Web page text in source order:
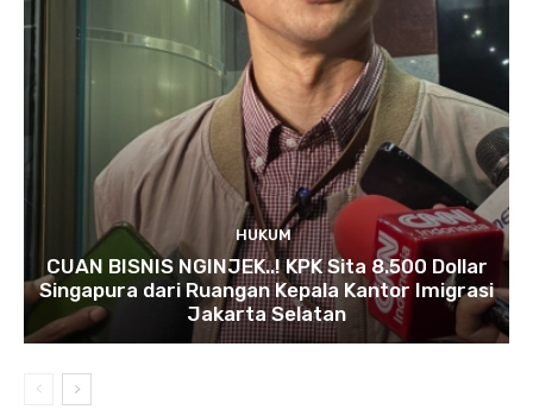
HUKUM
CUAN BISNIS NGINJEK..! KPK Sita 8.500 Dollar
Singapura dari Ruangan Kepala Kantor Imigrasi
Jakarta Selatan